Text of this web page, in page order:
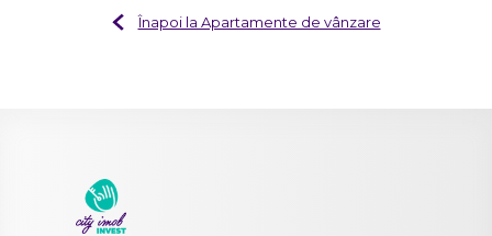
Înapoi la Apartamente de vânzare